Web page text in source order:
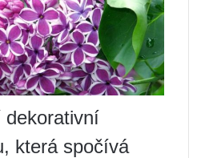
dekorativní
která spočívá